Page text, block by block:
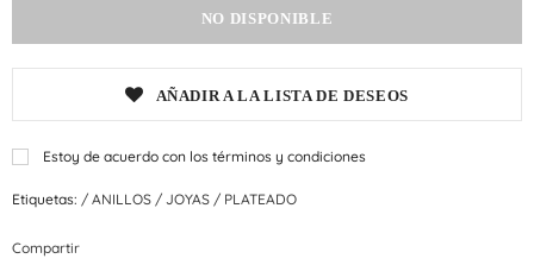
AÑADIR A LA LISTA DE DESEOS
Estoy de acuerdo con los términos y condiciones
Etiquetas: / ANILLOS / JOYAS / PLATEADO
Compartir